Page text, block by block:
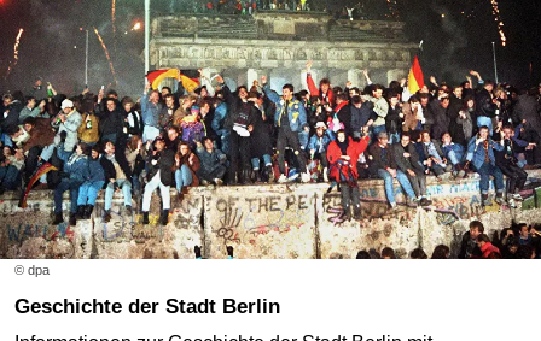
© dpa
Geschichte der Stadt Berlin